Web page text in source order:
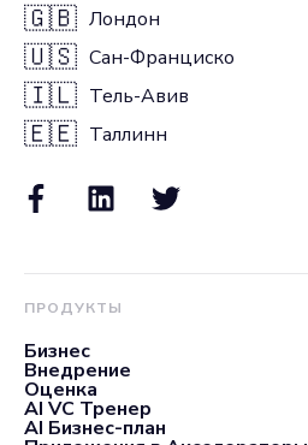
🇬🇧 Лондон
🇺🇸 Сан-Франциско
🇮🇱 Тель-Авив
🇪🇪 Таллинн
ПРОДУКТЫ
Бизнес
Внедрение
Оценка
AI VC Тренер
AI Бизнес-план